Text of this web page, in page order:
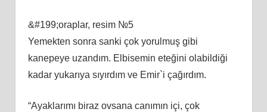
&#199;oraplar, resim №5
Yemekten sonra sanki çok yorulmuş gibi
kanepeye uzandım. Elbisemin eteğini olabildiği
kadar yukarıya sıyırdım ve Emir`i çağırdım.
“Ayaklarımı biraz ovsana canımın içi, çok